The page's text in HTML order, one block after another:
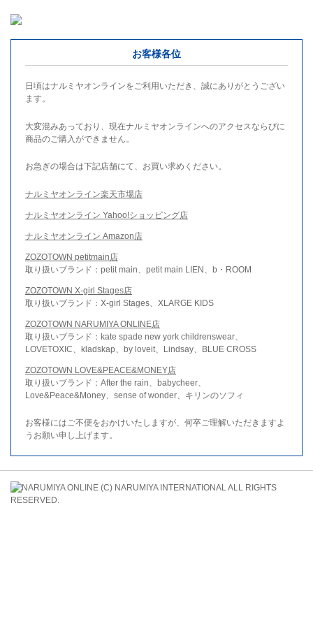
お客様各位
日頃はナルミヤオンラインをご利用いただき、誠にありがとうござい
ます。
大変混みあっており、現在ナルミヤオンラインへのアクセスならびに
商品のご購入ができません。
お急ぎの場合は下記店舗にて、お買い求めください。
ナルミヤオンライン楽天市場店
ナルミヤオンライン Yahoo!ショッピング店
ナルミヤオンライン Amazon店
ZOZOTOWN petitmain店
取り扱いブランド：petit main、petit main LIEN、b・ROOM
ZOZOTOWN X-girl Stages店
取り扱いブランド：X-girl Stages、XLARGE KIDS
ZOZOTOWN NARUMIYA ONLINE店
取り扱いブランド：kate spade new york childrenswear、
LOVETOXIC、kladskap、by loveit、Lindsay、BLUE CROSS
ZOZOTOWN LOVE&PEACE&MONEY店
取り扱いブランド：After the rain、babycheer、
Love&Peace&Money、sense of wonder、キリンのソフィ
お客様にはご不便をおかけいたしますが、何卒ご理解いただきますよ
うお願い申し上げます。